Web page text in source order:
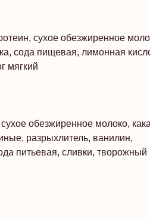
сухое обезжиренное
сода пищевая, лимонная
мягкий
обезжиренное молоко,
разрыхлитель, ванилин,
питьевая, сливки, творожный